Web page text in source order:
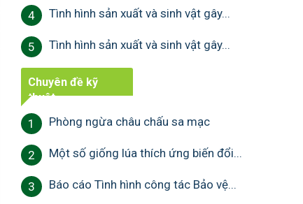
4 Tình hình sản xuất và sinh vật gây...
5 Tình hình sản xuất và sinh vật gây...
Chuyên đề kỹ
thuật
1 Phòng ngừa châu chấu sa mạc
2 Một số giống lúa thích ứng biến đổi...
3 Báo cáo Tình hình công tác Bảo vệ...